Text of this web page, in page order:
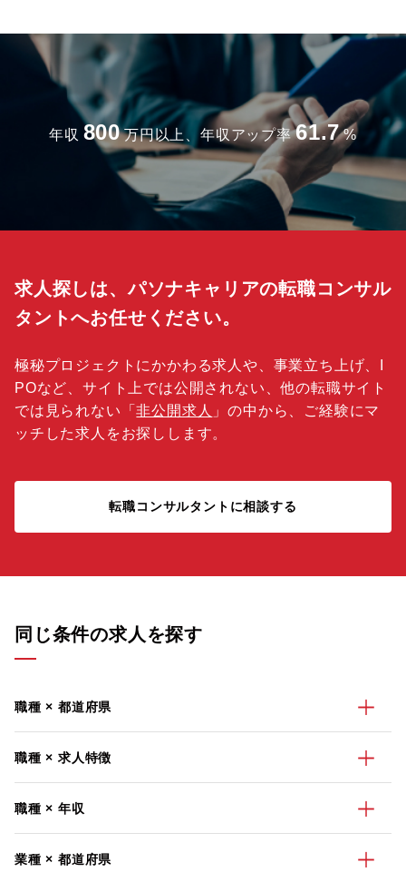
年収 800 万円以上、年収アップ率 61.7 %
求人探しは、パソナキャリアの転職コンサル
タントへお任せください。
極秘プロジェクトにかかわる求人や、事業立ち上げ、I
POなど、サイト上では公開されない、他の転職サイト
では見られない「非公開求人 」の中から、ご経験にマ
ッチした求人をお探しします。
転職コンサルタントに相談する
同じ条件の求人を探す
職種 × 都道府県
職種 × 求人特徴
職種 × 年収
業種 × 都道府県